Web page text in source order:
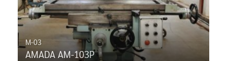
M-03
AMADA AM-103P